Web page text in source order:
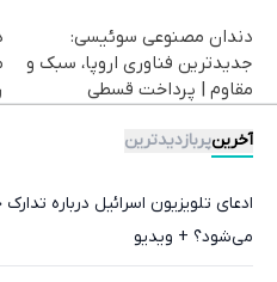
دندان مصنوعی سوئیسی:
جدیدترین فناوری اروپا، سبک و
مقاوم | پرداخت قسطی
آخرینپربازدیدترین
ادعای تلویزیون اسرائیل درباره
می‌شود؟ + ویدیو